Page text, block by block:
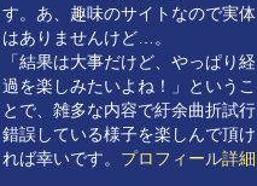
す。あ、趣味のサイトなので実体
はありませんけど…。
「結果は大事だけど、やっぱり経
過を楽しみたいよね！」というこ
とで、雑多な内容で紆余曲折試行
錯誤している様子を楽しんで頂け
れば幸いです。 プロフィール詳細